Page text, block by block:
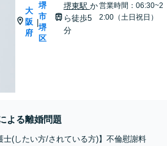
大
阪
府
|
堺
市
堺
区
堺東駅 か
ら徒歩5
分
営業時間：06:30~2
2:00（土日祝日）
よる離婚問題
士(したい方/されている方)】不倫慰謝料